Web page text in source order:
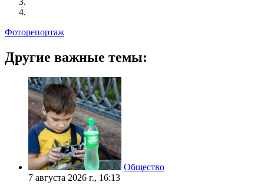
Фоторепортаж
Другие важные темы:
Общество
7 августа 2026 г., 16:13